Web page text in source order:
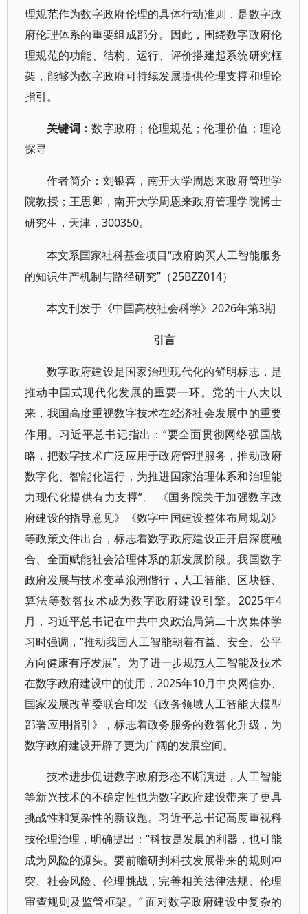
理规范作为数字政府伦理的具体行动准则，是数字政
府伦理体系的重要组成部分。因此，围绕数字政府伦
理规范的功能、结构、运行、评价搭建起系统研究框
架，能够为数字政府可持续发展提供伦理支撑和理论
指引。
关键词：数字政府；伦理规范；伦理价值；理论
探寻
作者简介：刘银喜，南开大学周恩来政府管理学
院教授；王思卿，南开大学周恩来政府管理学院博士
研究生，天津， 300350。
本文系国家社科基金项目“政府购买人工智能服务
的知识生产机制与路径研究”（25BZZ014）
本文刊发于《中国高校社会科学》 2026年第3期
引言
数字政府建设是国家治理现代化的鲜明标志，是
推动中国式现代化发展的重要一环。党的十八大以
来，我国高度重视数字技术在经济社会发展中的重要
作用。习近平总书记指出： “要全面贯彻网络强国战
略，把数字技术广泛应用于政府管理服务，推动政府
数字化、智能化运行，为推进国家治理体系和治理能
力现代化提供有力支撑”。 《国务院关于加强数字政
府建设的指导意见》《数字中国建设整体布局规划》
等政策文件出台，标志着数字政府建设正开启深度融
合、全面赋能社会治理体系的新发展阶段。我国数字
政府发展与技术变革浪潮偕行，人工智能、区块链、
算法等数智技术成为数字政府建设引擎。2025年4
月，习近平总书记在中共中央政治局第二十次集体学
习时强调，“推动我国人工智能朝着有益、安全、公平
方向健康有序发展”。为了进一步规范人工智能及技术
在数字政府建设中的使用，2025年10月中央网信办、
国家发展改革委联合印发《政务领域人工智能大模型
部署应用指引》，标志着政务服务的数智化升级，为
数字政府建设开辟了更为广阔的发展空间。
技术进步促进数字政府形态不断演进，人工智能
等新兴技术的不确定性也为数字政府建设带来了更具
挑战性和复杂性的新议题。习近平总书记高度重视科
技伦理治理，明确提出：“科技是发展的利器，也可能
成为风险的源头。要前瞻研判科技发展带来的规则冲
突、社会风险、伦理挑战，完善相关法律法规、伦理
审查规则及监管框架。” 面对数字政府建设中复杂的